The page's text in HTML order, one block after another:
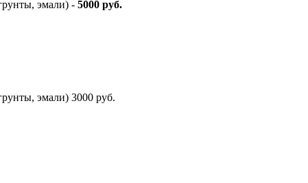
эмали) - 5000 руб.
эмали) 3000 руб.